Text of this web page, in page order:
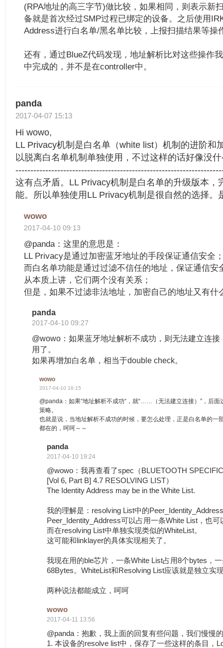
(RPA地址的高三字节)做比较，如果相同，则表示新
备就是首次经过SMP过程已绑定的设备。之后使用
Address进行白名单/黑名单比较，上报扫描结果等操
还有，通过BlueZ代码发现，地址解析比对这些操作
中完成的，并不是在controller中。
panda
2017-04-07 15:13
Hi wowo,
LL Privacy机制是白名单（white list）机制的进阶和
以脱离白名单机制单独使用，不过这样的话好像没
这有点矛盾。LL Privacy机制是白名单的升级版本，
能。所以单独使用LL Privacy机制是很自然的选择。
wowo
2017-04-10 09:13
@panda：这里的意思是：
LL Privacy是通过加密蓝牙地址的手段保证通信安全
而白名单功能是通过过滤不信任的地址，保证通信安
从本质上讲，它们两个没有关系；
但是，如果不过滤非法地址，加密自己的地址又有什
panda
2017-04-10 09:27
@wowo：如果蓝牙地址解析不成功，则无法建立连
用了。
如果再增加白名单，相当于double check。
wowo
2017-04-10 16:15
@panda：如果“地址解析不成功“，就“……（无法建立连接）”，后面
策略。
也就是说，当地址解析不成功的时候，要怎么处理，正是白名单的一
都在的，呵呵～～
panda
2017-04-10 19:24
@wowo：我再查看了spec（BLUETOOTH
[Vol 6, Part B] 4.7 RESOLVING LIST）
The Identity Address may be in the White List.
我的理解是：resolving List中的
Peer_Identity_Address可以占用一条White List，也
而在resolving List中单独实现类似的WhiteList。
这可能和linklayer的具体实现相关了。
我现在用的ble芯片，一条White List占用8个bytes，
68Bytes。WhiteList和Resolving List应该就是独立实
两种说法都能成立，呵呵
wowo
2017-04-11 13:56
@panda：抱歉，我上面的回复有些问题，我们慢慢
1. 本设备的resolve list中，保存了一些这样的条目，